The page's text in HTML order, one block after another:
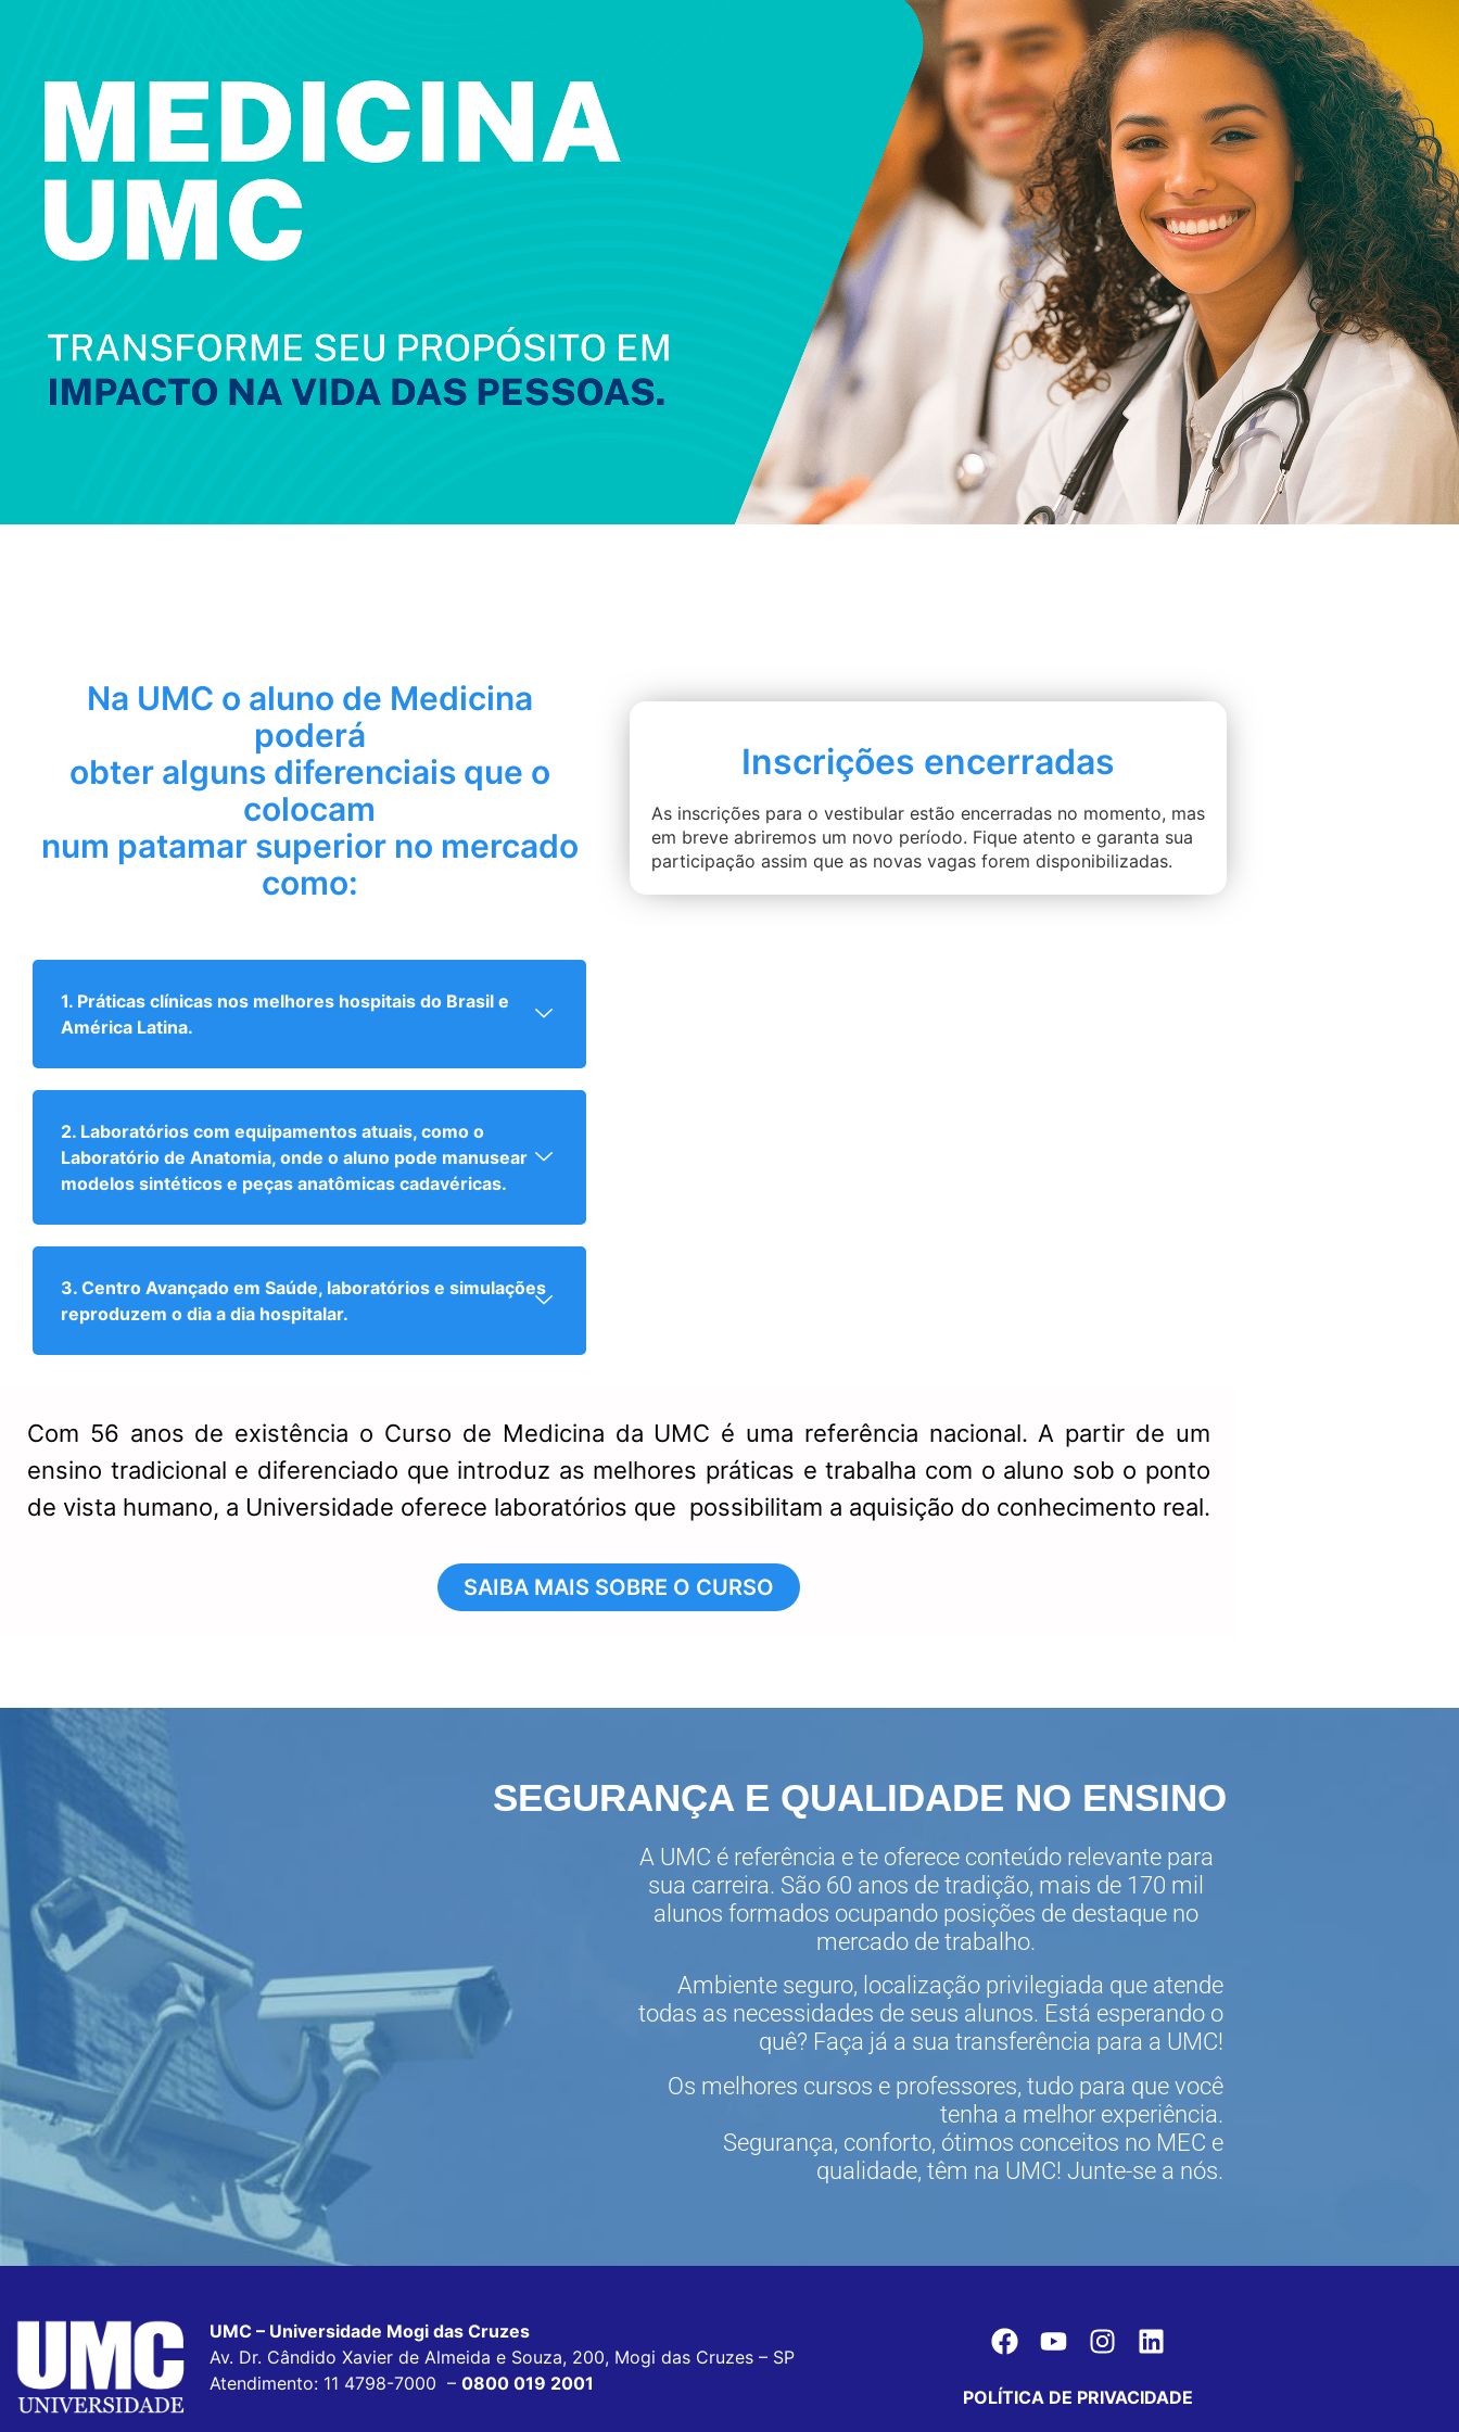
Na UMC o aluno de Medicina
poderá
obter alguns diferenciais que o
colocam
num patamar superior no mercado
como:
1. Práticas clínicas nos melhores hospitais do Brasil e
América Latina.
2. Laboratórios com equipamentos atuais, como o
Laboratório de Anatomia, onde o aluno pode manusear
modelos sintéticos e peças anatômicas cadavéricas.
3. Centro Avançado em Saúde, laboratórios e simulações
reproduzem o dia a dia hospitalar.
Inscrições encerradas
As inscrições para o vestibular estão encerradas no momento, mas
em breve abriremos um novo período. Fique atento e garanta sua
participação assim que as novas vagas forem disponibilizadas.
Com 56 anos de existência o Curso de Medicina da UMC é uma referência nacional. A partir de um
ensino tradicional e diferenciado que introduz as melhores práticas e trabalha com o aluno sob o ponto
de vista humano, a Universidade oferece laboratórios que possibilitam a aquisição do conhecimento real.
SAIBA MAIS SOBRE O CURSO
SEGURANÇA E QUALIDADE NO ENSINO
A UMC é referência e te oferece conteúdo relevante para
sua carreira. São 60 anos de tradição, mais de 170 mil
alunos formados ocupando posições de destaque no
mercado de trabalho.
Ambiente seguro, localização privilegiada que atende
todas as necessidades de seus alunos. Está esperando o
quê? Faça já a sua transferência para a UMC!
Os melhores cursos e professores, tudo para que você
tenha a melhor experiência.
Segurança, conforto, ótimos conceitos no MEC e
qualidade, têm na UMC! Junte-se a nós.
UMC – Universidade Mogi das Cruzes
Av. Dr. Cândido Xavier de Almeida e Souza, 200, Mogi das Cruzes – SP
Atendimento: 11 4798-7000 – 0800 019 2001
POLÍTICA DE PRIVACIDADE